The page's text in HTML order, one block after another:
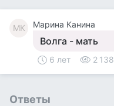
МК Марина Канина
Волга - мать
6 лет 2 138
Ответы